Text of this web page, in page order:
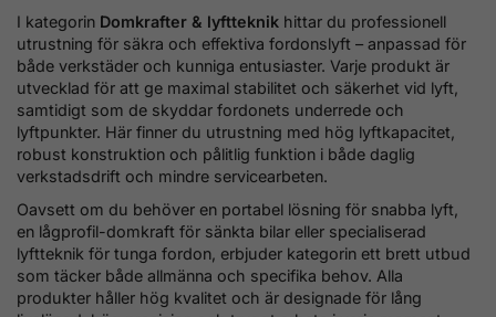
I kategorin Domkrafter & lyftteknik hittar du professionell
utrustning för säkra och effektiva fordonslyft – anpassad för
både verkstäder och kunniga entusiaster. Varje produkt är
utvecklad för att ge maximal stabilitet och säkerhet vid lyft,
samtidigt som de skyddar fordonets underrede och
lyftpunkter. Här finner du utrustning med hög lyftkapacitet,
robust konstruktion och pålitlig funktion i både daglig
verkstadsdrift och mindre servicearbeten.
Oavsett om du behöver en portabel lösning för snabba lyft,
en lågprofil-domkraft för sänkta bilar eller specialiserad
lyftteknik för tunga fordon, erbjuder kategorin ett brett utbud
som täcker både allmänna och specifika behov. Alla
produkter håller hög kvalitet och är designade för lång